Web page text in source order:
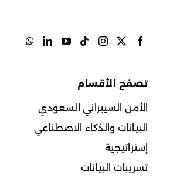
تصفح الأقسام
الأمن السيبراني السعودي
البيانات والذكاء الاصطناعي
إستراتيجية
تسريبات البيانات